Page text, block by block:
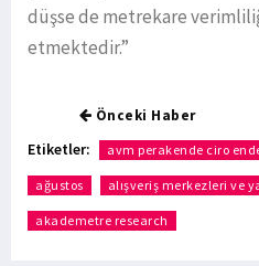
düşse de metrekare
etmektedir.”
Önceki Haber
Etiketler: avm perakende ciro
ağustos alışveriş merkezleri ve
akademetre research